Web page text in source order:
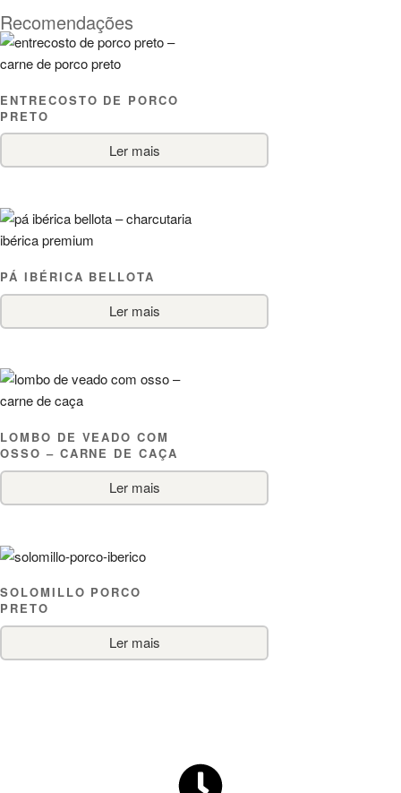
Recomendações
ENTRECOSTO DE PORCO
PRETO
Ler mais
PÁ IBÉRICA BELLOTA
Ler mais
LOMBO DE VEADO COM
OSSO – CARNE DE CAÇA
Ler mais
SOLOMILLO PORCO
PRETO
Ler mais